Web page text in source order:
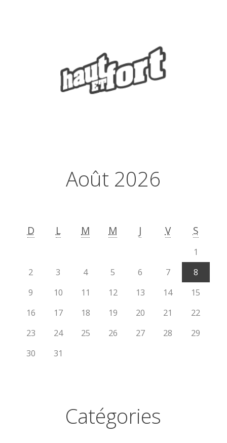
Août 2026
D L M M J V S
1
2
3 4 5 6 7
8
9
10 11 12 13 14
15
16
17 18 19 20 21
22
23
24 25 26 27 28
29
30
31
Catégories